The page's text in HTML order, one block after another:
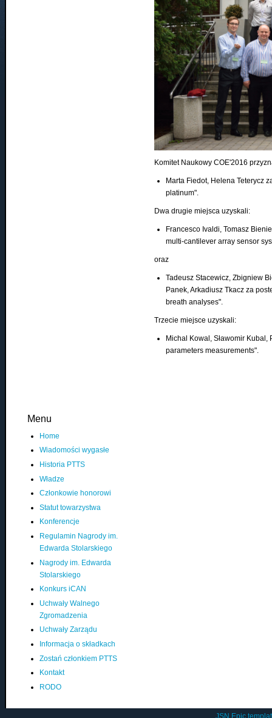
Komitet Naukowy COE'2016
Marta Fiedot, Helena Teterycz
platinum".
Dwa drugie miejsca uzyskali:
Francesco Ivaldi, Tomasz
multi-cantilever array sensor
oraz
Tadeusz Stacewicz, Zbigniew
Panek, Arkadiusz Tkacz za
breath analyses".
Trzecie miejsce uzyskali:
Michal Kowal, Sławomir
parameters measurements".
Menu
Home
Wiadomości wygasłe
Historia PTTS
Władze
Członkowie honorowi
Statut towarzystwa
Konferencje
Regulamin Nagrody im.
Edwarda Stolarskiego
Nagrody im. Edwarda
Stolarskiego
Konkurs iCAN
Uchwały Walnego
Zgromadzenia
Uchwały Zarządu
Informacja o składkach
Zostań członkiem PTTS
Kontakt
RODO
JSN Epic